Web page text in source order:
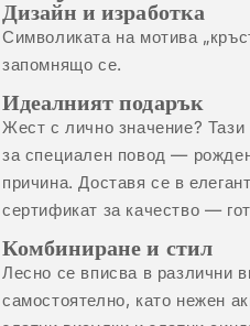
Дизайн и изработка
Символиката на мотива
запомнящо се.
Идеалният подарък
Жест с лично значение?
за специален повод —
причина. Доставя се в
сертификат за качество —
Комбиниране и стил
Лесно се вписва в различни
самостоятелно, като нежен